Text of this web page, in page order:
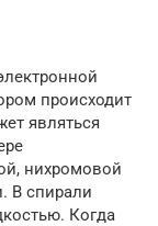
происходит
являться
нихромовой
В спирали
Когда